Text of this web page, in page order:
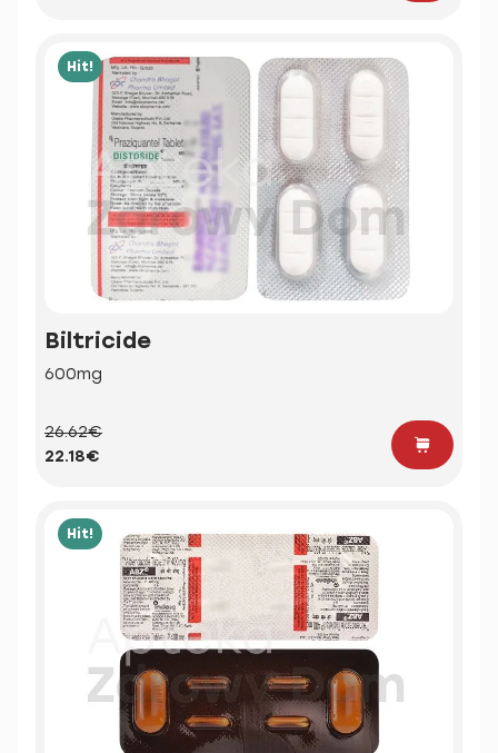
Hit!
Biltricide
600mg
26.62€
22.18€
Hit!